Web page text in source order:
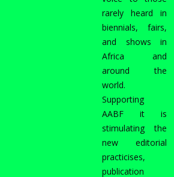
rarely heard in
biennials, fairs,
and shows in
Africa and
around the
world.
Supporting
AABF it is
stimulating the
new editorial
practicises,
publication